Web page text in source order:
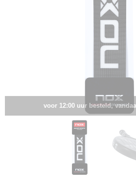
voor 12:00 uur besteld,